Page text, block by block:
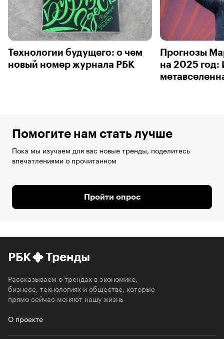
Технологии будущего: о чем
новый номер журнала РБК
Прогнозы
на 2025 год:
Помогите нам стать лучше
Пока мы изучаем для вас новые тренды, поделитесь
впечатлениями о прочитанном
Пройти опрос
РБК Тренды
Рассказываем о трендах в экономике,
бизнесе, технологиях и обществе, которые
прямо сейчас меняют нашу жизнь
О проекте